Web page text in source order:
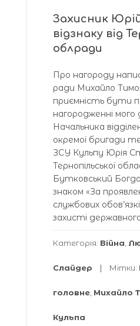
Захисник
відзнаку від
облради
Про нагороду
ради Михайло
приємність бути
нагородженні мого
Начальника
окремої бригади
ЗСУ Кульпу Юрія
Тернопільської
Бутковський
знаком «За
службових
захисті
Категорія: Війна
Слайдер Мітки:
головне Михайло
Кульпа